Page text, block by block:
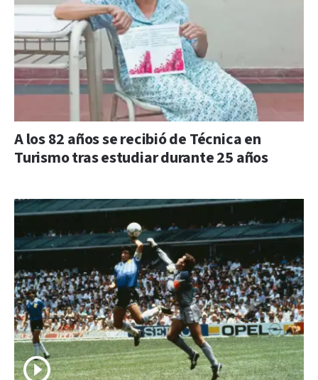
A los 82 años se recibió de Técnica en
Turismo tras estudiar durante 25 años